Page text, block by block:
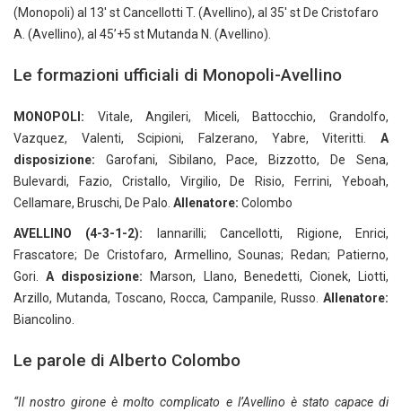
(Monopoli) al 13′ st Cancellotti T. (Avellino), al 35′ st De Cristofaro
A. (Avellino), al 45’+5 st Mutanda N. (Avellino).
Le formazioni ufficiali di Monopoli-Avellino
MONOPOLI: Vitale, Angileri, Miceli, Battocchio, Grandolfo,
Vazquez, Valenti, Scipioni, Falzerano, Yabre, Viteritti. A
disposizione: Garofani, Sibilano, Pace, Bizzotto, De Sena,
Bulevardi, Fazio, Cristallo, Virgilio, De Risio, Ferrini, Yeboah,
Cellamare, Bruschi, De Palo. Allenatore: Colombo
AVELLINO (4-3-1-2): Iannarilli; Cancellotti, Rigione, Enrici,
Frascatore; De Cristofaro, Armellino, Sounas; Redan; Patierno,
Gori.A disposizione: Marson, Llano, Benedetti, Cionek, Liotti,
Arzillo, Mutanda, Toscano, Rocca, Campanile, Russo. Allenatore:
Biancolino.
Le parole di Alberto Colombo
“Il nostro girone è molto complicato e l’Avellino è stato capace di